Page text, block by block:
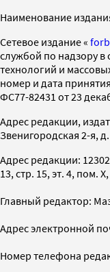
Наименование
Cетевое издание «
службой по надзору
технологий и
номер и дата
ФС77-82431 от 23
Адрес редакции,
Звенигородская 2-я, д.
Адрес редакции:
13, стр. 15, эт. 4, пом.
Главный редактор:
Адрес электронной
Номер телефона